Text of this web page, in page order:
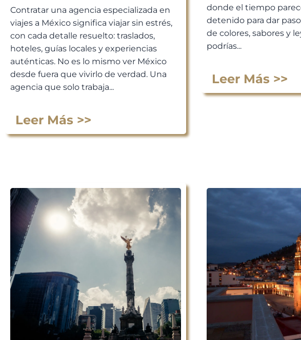
Contratar una agencia especializada en
viajes a México significa viajar sin estrés,
con cada detalle resuelto: traslados,
hoteles, guías locales y experiencias
auténticas. No es lo mismo ver México
desde fuera que vivirlo de verdad. Una
agencia que solo trabaja...
Leer Más >>
donde el tiempo
detenido para dar
de colores, sabores y
podrías...
Leer Más >>